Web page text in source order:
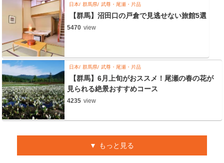
日本 群馬県 武尊・尾瀬・片品
【群馬】沼田口の戸倉で見逃せない旅館5選
5470 view
日本 群馬県 武尊・尾瀬・片品
【群馬】6月上旬がおススメ！尾瀬の春の花が
見られる絶景おすすめコース
4235 view
もっと見る